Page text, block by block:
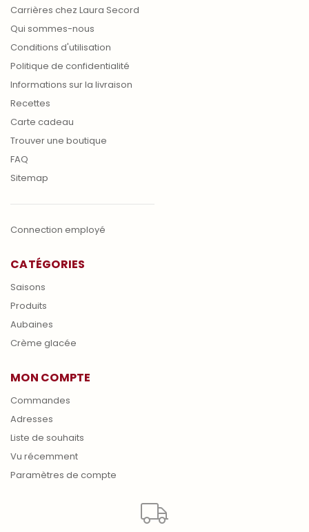
Carrières chez Laura Secord
Qui sommes-nous
Conditions d'utilisation
Politique de confidentialité
Informations sur la livraison
Recettes
Carte cadeau
Trouver une boutique
FAQ
Sitemap
Connection employé
CATÉGORIES
Saisons
Produits
Aubaines
Crème glacée
MON COMPTE
Commandes
Adresses
Liste de souhaits
Vu récemment
Paramètres de compte